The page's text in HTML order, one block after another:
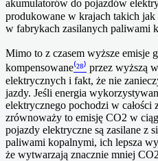
akumulatorów do pojazdów
produkowane w krajach takich
w fabrykach zasilanych paliwami
Mimo to z czasem wyższe emisje
kompensowane⁽²⁸⁾ przez wyższą
elektrycznych i fakt, że nie
jazdy. Jeśli energia
elektrycznego pochodzi w całości
zrównoważy to emisję CO2 w
pojazdy elektryczne są zasilane z
paliwami kopalnymi, ich lepsza
że wytwarzają znacznie mniej